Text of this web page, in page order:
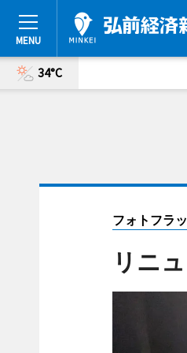
34°C
フォトフラ
リニ